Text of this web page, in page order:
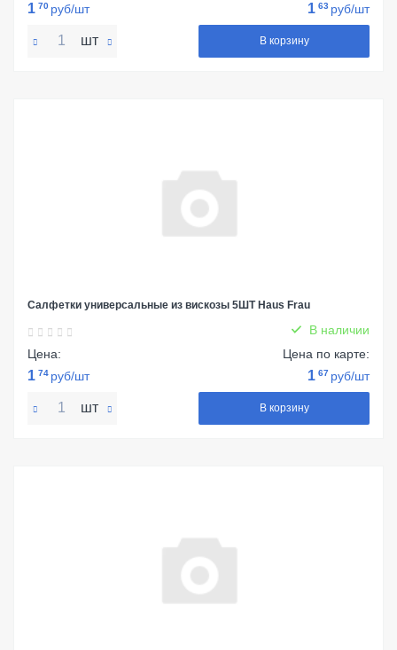
1 70 руб/шт 1 63 руб/шт
шт В корзину
Салфетки универсальные из вискозы 5ШТ Haus Frau
В наличии
Цена:
1 74 руб/шт
Цена по карте:
1 67 руб/шт
шт В корзину